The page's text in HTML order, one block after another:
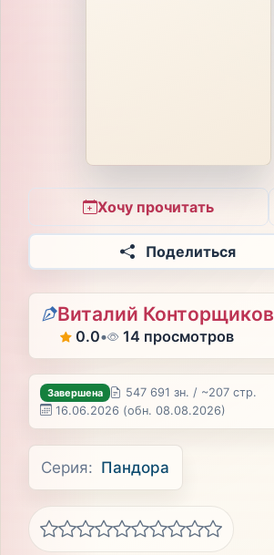
Хочу прочитать
Поделиться
Виталий Конторщиков
0.0• 14 просмотров
Завершена
547 691 зн. / ~207 стр.
16.06.2026 (обн. 08.08.2026)
Серия: Пандора